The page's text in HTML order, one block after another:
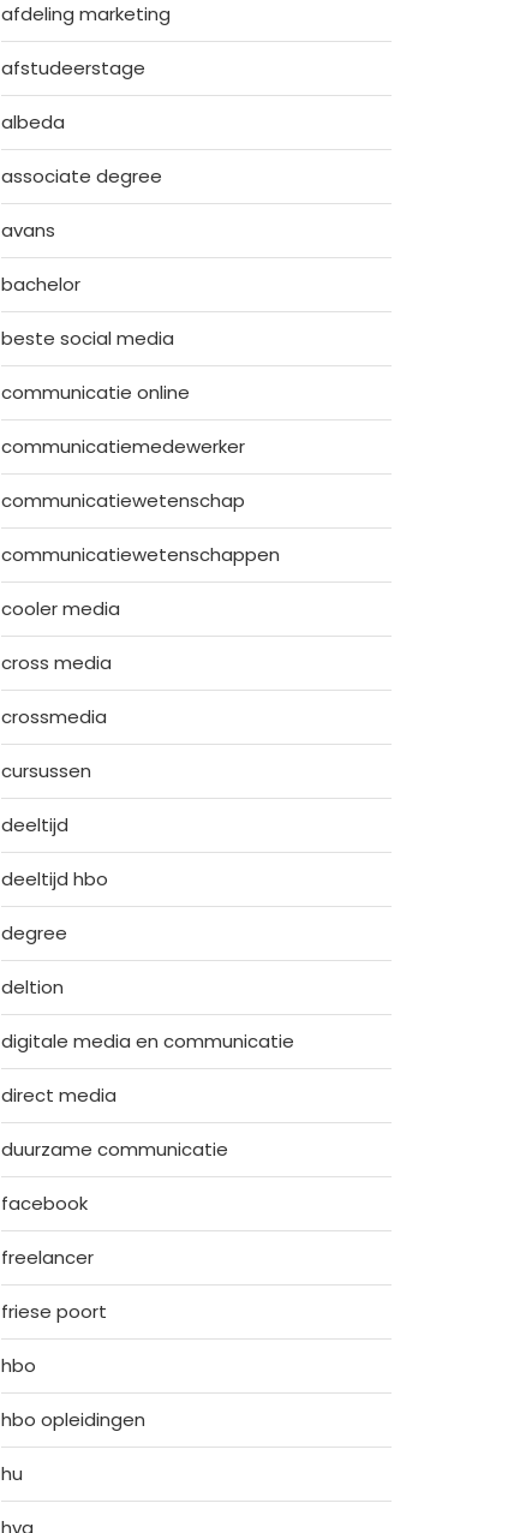
afdeling marketing
afstudeerstage
albeda
associate degree
avans
bachelor
beste social media
communicatie online
communicatiemedewerker
communicatiewetenschap
communicatiewetenschappen
cooler media
cross media
crossmedia
cursussen
deeltijd
deeltijd hbo
degree
deltion
digitale media en communicatie
direct media
duurzame communicatie
facebook
freelancer
friese poort
hbo
hbo opleidingen
hu
hva